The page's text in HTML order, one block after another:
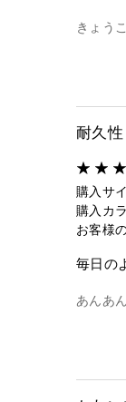
きょうこ
耐久性
購入サ
購入カ
お客様
毎日の
あんあん